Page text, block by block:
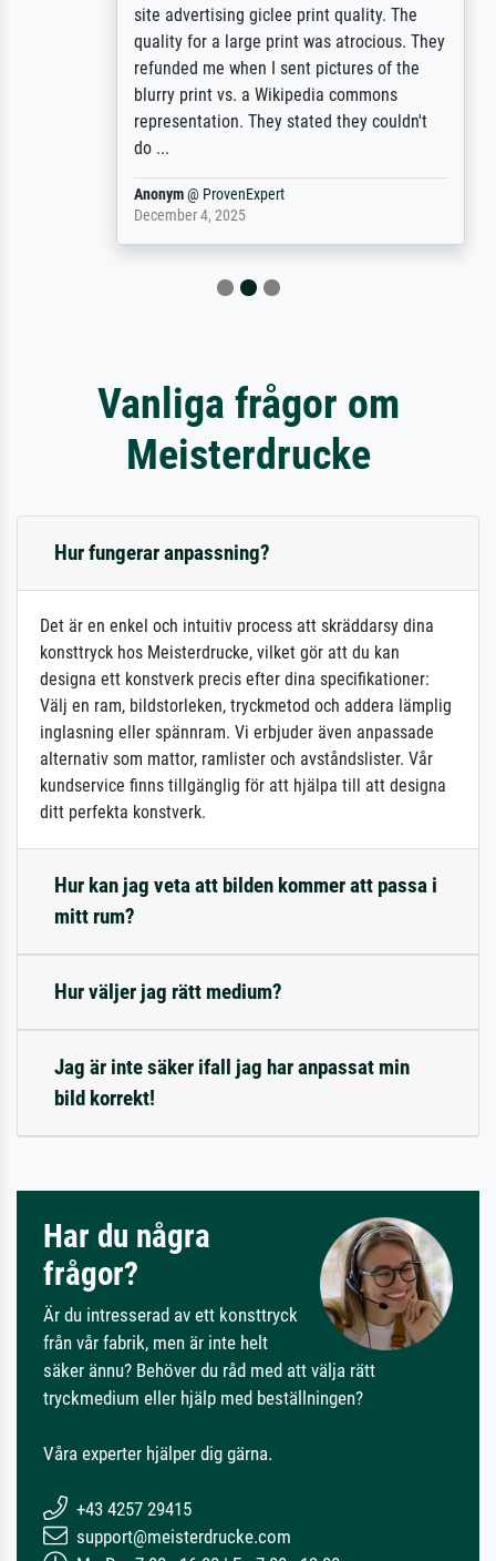
site advertising giclee print quality. The
quality for a large print was atrocious. They
refunded me when I sent pictures of the
blurry print vs. a Wikipedia commons
representation. They stated they couldn't
Anonym@ProvenExpert
December 4, 2025
Vanliga frågor om
Meisterdrucke
Hur fungerar anpassning?
Det är en enkel och intuitiv process att skräddarsy dina
konsttryck hos Meisterdrucke, vilket gör att du kan
designa ett konstverk precis efter dina specifikationer:
Välj en ram, bildstorleken, tryckmetod och addera lämplig
inglasning eller spännram. Vi erbjuder även anpassade
alternativ som mattor, ramlister och avståndslister. Vår
kundservice finns tillgänglig för att hjälpa till att designa
ditt perfekta konstverk.
Hur kan jag veta att bilden kommer att passa i
mitt rum?
Hur väljer jag rätt medium?
Jag är inte säker ifall jag har anpassat min
bild korrekt!
Har du några
frågor?
Är du intresserad av ett konsttryck
från vår fabrik, men är inte helt
säker ännu? Behöver du råd med att välja rätt
tryckmedium eller hjälp med beställningen?
Våra experter hjälper dig gärna.
+43 4257 29415
support@meisterdrucke.com